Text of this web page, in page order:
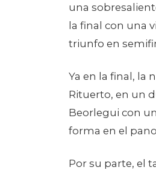
una
la final con una
triunfo en
Ya en la final, la
Rituerto, en un
Beorlegui con
forma en el
Por su parte, el